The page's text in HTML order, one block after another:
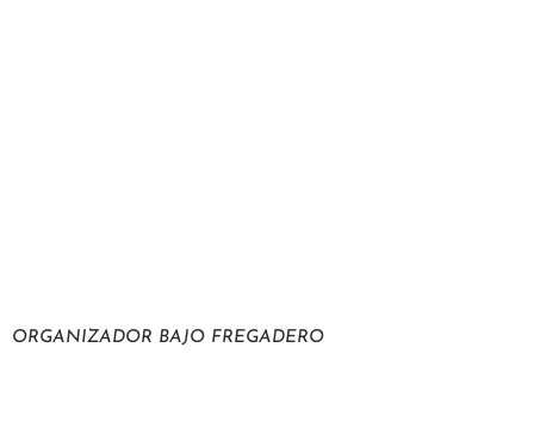
ORGANIZADOR BAJO FREGADERO